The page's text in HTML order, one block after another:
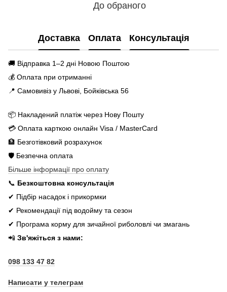
До обраного
Доставка Оплата Консультація
🚚 Відправка 1–2 дні Новою Поштою
💰 Оплата при отриманні
📍 Самовивіз у Львові, Бойківська 56
📦 Накладений платіж через Нову Пошту
💳 Оплата карткою онлайн Visa / MasterCard
🏦 Безготівковий розрахунок
🛡️ Безпечна оплата
Більше інформації про оплату
📞 Безкоштовна консультація
✔ Підбір насадок і прикормки
✔ Рекомендації під водойму та сезон
✔ Програма корму для зичайної риболовлі чи змагань
📲 Зв'яжіться з нами:
098 133 47 82
Написати у телеграм